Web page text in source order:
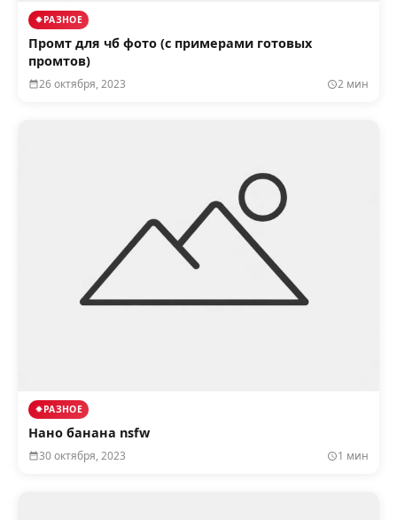
РАЗНОЕ
Промт для чб фото (с примерами готовых
промтов)
26 октября, 2023 2 мин
РАЗНОЕ
Нано банана nsfw
30 октября, 2023 1 мин